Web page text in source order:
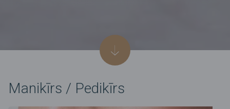
Manikīrs / Pedikīrs